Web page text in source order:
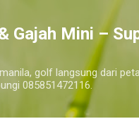
Langsung ke
Gajah Mini –
golf langsung dari
085851472116.